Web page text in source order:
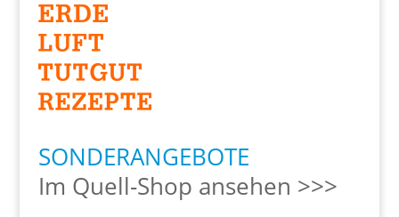
SONDERANGEBOTE
Im Quell-Shop ansehen >>>